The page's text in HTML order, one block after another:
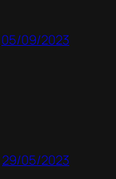
05/09/2023
29/05/2023